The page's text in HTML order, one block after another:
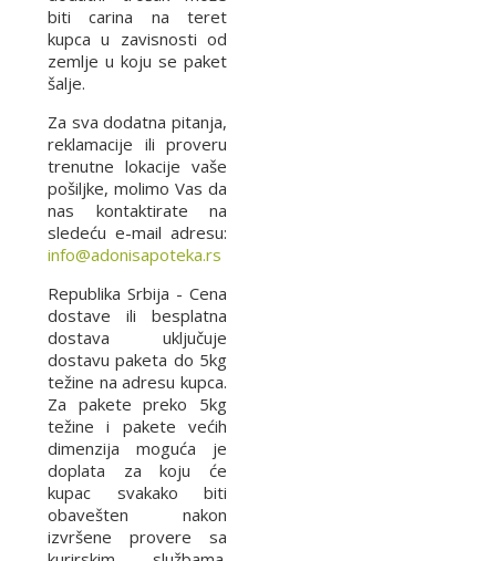
biti carina na teret
kupca u zavisnosti od
zemlje u koju se paket
šalje.
Za sva dodatna pitanja,
reklamacije ili proveru
trenutne lokacije vaše
pošiljke, molimo Vas da
nas kontaktirate na
sledeću e-mail adresu:
info@adonisapoteka.rs
Republika Srbija - Cena
dostave ili besplatna
dostava uključuje
dostavu paketa do 5kg
težine na adresu kupca.
Za pakete preko 5kg
težine i pakete većih
dimenzija moguća je
doplata za koju će
kupac svakako biti
obavešten nakon
izvršene provere sa